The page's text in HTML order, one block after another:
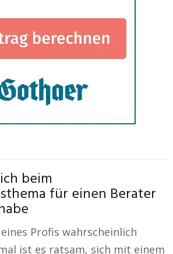
beim
für einen Berater
Profis wahrscheinlich
ist es ratsam, sich mit einem